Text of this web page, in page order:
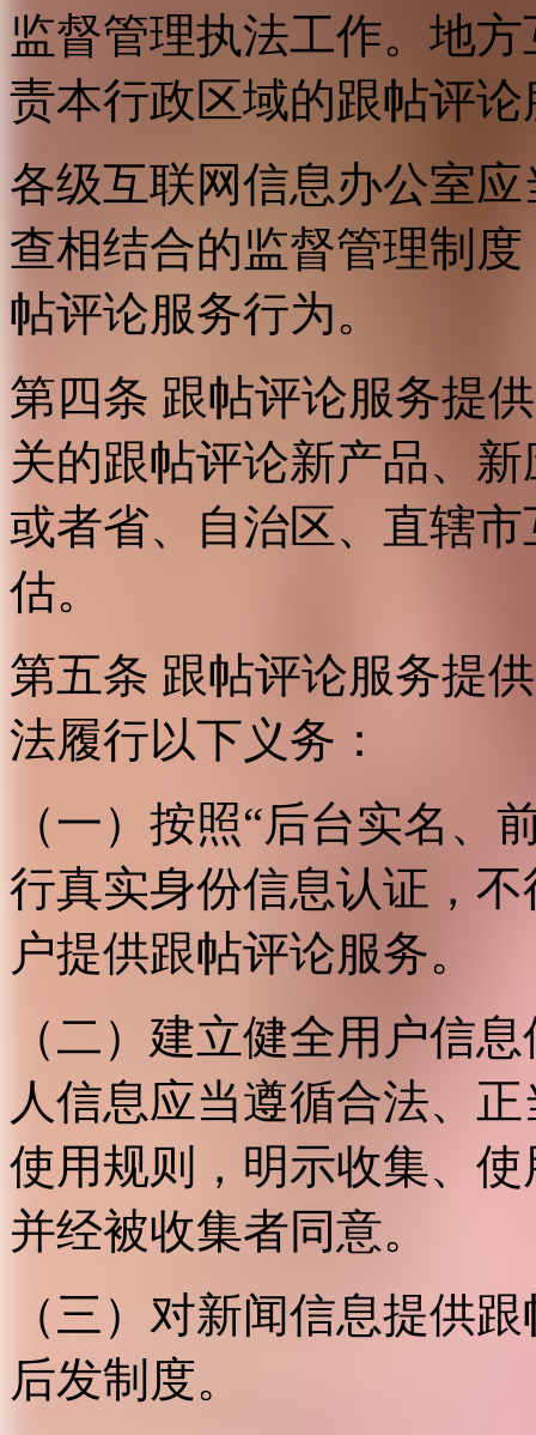
监督管理执法工作。地
责本行政区域的跟帖评
各级互联网信息办公室
查相结合的监督管理制
帖评论服务行为。
第四条 跟帖评论服务提
关的跟帖评论新产品、
或者省、自治区、直辖
估。
第五条 跟帖评论服务提
法履行以下义务：
（一）按照“后台实名、
行真实身份信息认证，
户提供跟帖评论服务。
（二）建立健全用户信
人信息应当遵循合法、
使用规则，明示收集、
并经被收集者同意。
（三）对新闻信息提供
后发制度。